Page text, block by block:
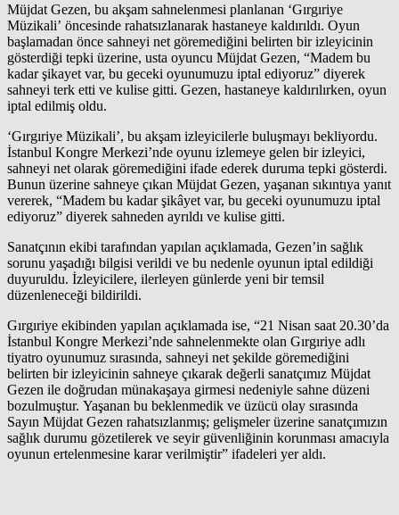
Müjdat Gezen, bu akşam sahnelenmesi planlanan ‘Gırgıriye
Müzikali’ öncesinde rahatsızlanarak hastaneye kaldırıldı. Oyun
başlamadan önce sahneyi net göremediğini belirten bir izleyicinin
gösterdiği tepki üzerine, usta oyuncu Müjdat Gezen, “Madem bu
kadar şikayet var, bu geceki oyunumuzu iptal ediyoruz” diyerek
sahneyi terk etti ve kulise gitti. Gezen, hastaneye kaldırılırken, oyun
iptal edilmiş oldu.
‘Gırgıriye Müzikali’, bu akşam izleyicilerle buluşmayı bekliyordu.
İstanbul Kongre Merkezi’nde oyunu izlemeye gelen bir izleyici,
sahneyi net olarak göremediğini ifade ederek duruma tepki gösterdi.
Bunun üzerine sahneye çıkan Müjdat Gezen, yaşanan sıkıntıya yanıt
vererek, “Madem bu kadar şikâyet var, bu geceki oyunumuzu iptal
ediyoruz” diyerek sahneden ayrıldı ve kulise gitti.
Sanatçının ekibi tarafından yapılan açıklamada, Gezen’in sağlık
sorunu yaşadığı bilgisi verildi ve bu nedenle oyunun iptal edildiği
duyuruldu. İzleyicilere, ilerleyen günlerde yeni bir temsil
düzenleneceği bildirildi.
Gırgıriye ekibinden yapılan açıklamada ise, “21 Nisan saat 20.30’da
İstanbul Kongre Merkezi’nde sahnelenmekte olan Gırgıriye adlı
tiyatro oyunumuz sırasında, sahneyi net şekilde göremediğini
belirten bir izleyicinin sahneye çıkarak değerli sanatçımız Müjdat
Gezen ile doğrudan münakaşaya girmesi nedeniyle sahne düzeni
bozulmuştur. Yaşanan bu beklenmedik ve üzücü olay sırasında
Sayın Müjdat Gezen rahatsızlanmış; gelişmeler üzerine sanatçımızın
sağlık durumu gözetilerek ve seyir güvenliğinin korunması amacıyla
oyunun ertelenmesine karar verilmiştir” ifadeleri yer aldı.